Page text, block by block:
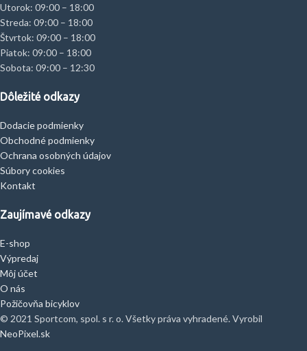
Utorok: 09:00 – 18:00
Streda: 09:00 – 18:00
Štvrtok: 09:00 – 18:00
Piatok: 09:00 – 18:00
Sobota: 09:00 – 12:30
Dôležité odkazy
Dodacie podmienky
Obchodné podmienky
Ochrana osobných údajov
Súbory cookies
Kontakt
Zaujímavé odkazy
E-shop
Výpredaj
Môj účet
O nás
Požičovňa bicyklov
© 2021 Sportcom, spol. s r. o. Všetky práva vyhradené. Vyrobil
NeoPixel.sk